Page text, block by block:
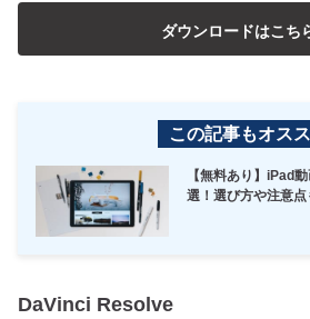
ダウンロードはこち
この記事もオス
【無料あり】iPad
選！選び方や注意点
DaVinci Resolve